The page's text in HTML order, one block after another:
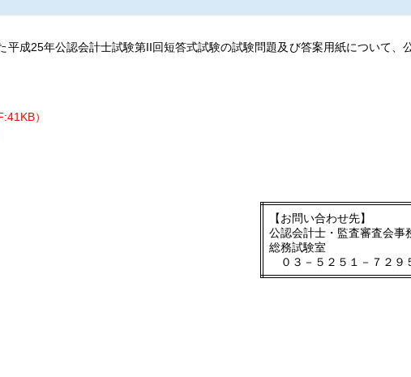
平成25年公認会計士試験第II回短答式試験の試験問題及び答案用紙について、
）
【お問い合わせ先】
公認会計士・監査審査会事
総務試験室
０３－５２５１－７２９